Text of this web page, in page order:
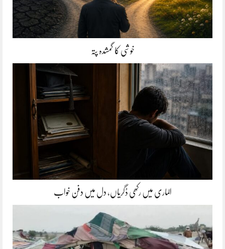
خوشی کا گمشدہ پتہ
الماری میں رکھی ڈگریاں، دل میں دفن خواب